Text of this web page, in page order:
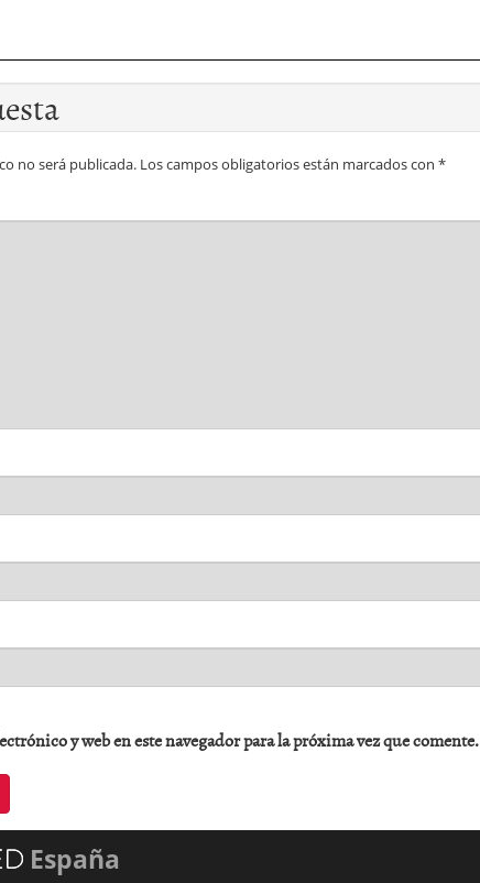
no será publicada. Los campos obligatorios están marcados con *
y web en este navegador para la próxima vez que comente.
España